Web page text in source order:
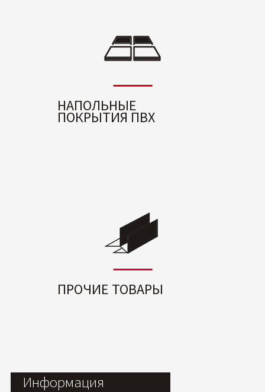
НАПОЛЬНЫЕ
ПОКРЫТИЯ ПВХ
ПРОЧИЕ ТОВАРЫ
Информация